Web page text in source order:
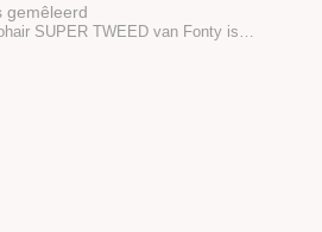
gemêleerd
SUPER TWEED van Fonty is…